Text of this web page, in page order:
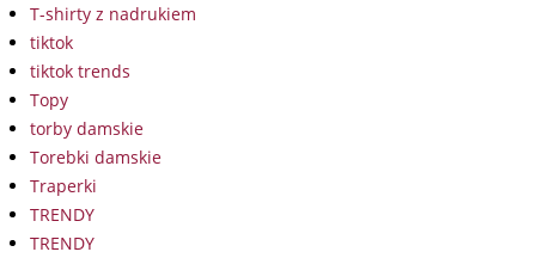
T-shirty z nadrukiem
tiktok
tiktok trends
Topy
torby damskie
Torebki damskie
Traperki
TRENDY
TRENDY